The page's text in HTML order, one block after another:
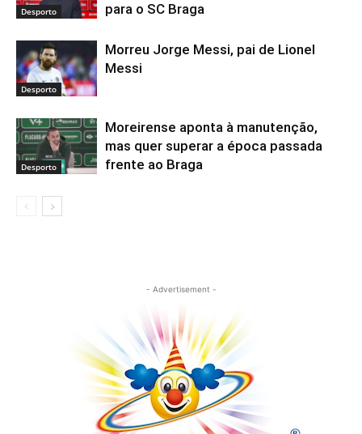
Desporto
para o SC Braga
Desporto
Morreu Jorge Messi, pai de Lionel
Messi
Desporto
Moreirense aponta à manutenção,
mas quer superar a época passada
frente ao Braga
- Advertisement -